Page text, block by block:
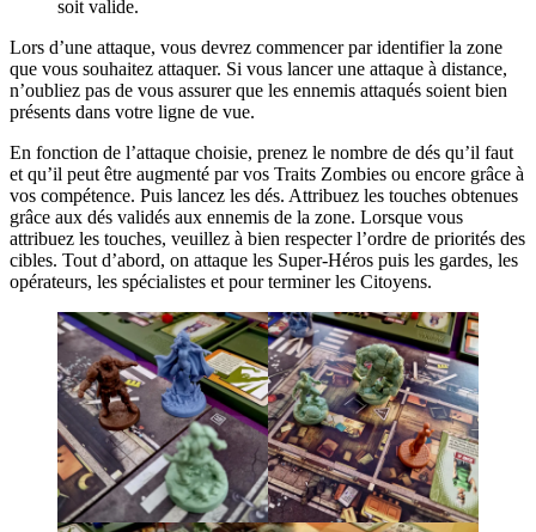
soit valide.
Lors d’une attaque, vous devrez commencer par identifier la zone
que vous souhaitez attaquer. Si vous lancer une attaque à distance,
n’oubliez pas de vous assurer que les ennemis attaqués soient bien
présents dans votre ligne de vue.
En fonction de l’attaque choisie, prenez le nombre de dés qu’il faut
et qu’il peut être augmenté par vos Traits Zombies ou encore grâce à
vos compétence. Puis lancez les dés. Attribuez les touches obtenues
grâce aux dés validés aux ennemis de la zone. Lorsque vous
attribuez les touches, veuillez à bien respecter l’ordre de priorités des
cibles. Tout d’abord, on attaque les Super-Héros puis les gardes, les
opérateurs, les spécialistes et pour terminer les Citoyens.